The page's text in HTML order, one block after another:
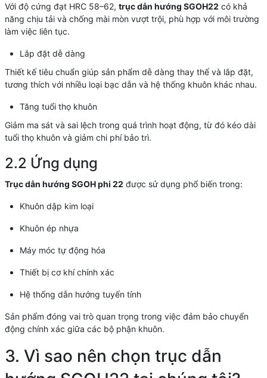
Với độ cứng đạt HRC 58–62, trục dẫn hướng SGOH22 có khả
năng chịu tải và chống mài mòn vượt trội, phù hợp với môi trường
làm việc liên tục.
Lắp đặt dễ dàng
Thiết kế tiêu chuẩn giúp sản phẩm dễ dàng thay thế và lắp đặt,
tương thích với nhiều loại bạc dẫn và hệ thống khuôn khác nhau.
Tăng tuổi thọ khuôn
Giảm ma sát và sai lệch trong quá trình hoạt động, từ đó kéo dài
tuổi thọ khuôn và giảm chi phí bảo trì.
2.2 Ứng dụng
Trục dẫn hướng SGOH phi 22 được sử dụng phổ biến trong:
Khuôn dập kim loại
Khuôn ép nhựa
Máy móc tự động hóa
Thiết bị cơ khí chính xác
Hệ thống dẫn hướng tuyến tính
Sản phẩm đóng vai trò quan trọng trong việc đảm bảo chuyển
động chính xác giữa các bộ phận khuôn.
3. Vì sao nên chọn trục dẫn